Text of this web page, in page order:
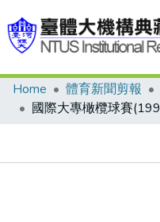
Communities & Collections
Home 體育新聞剪報